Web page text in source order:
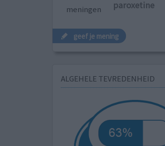
meningen paroxetine
geef je mening
ALGEHELE TEVREDENHEID